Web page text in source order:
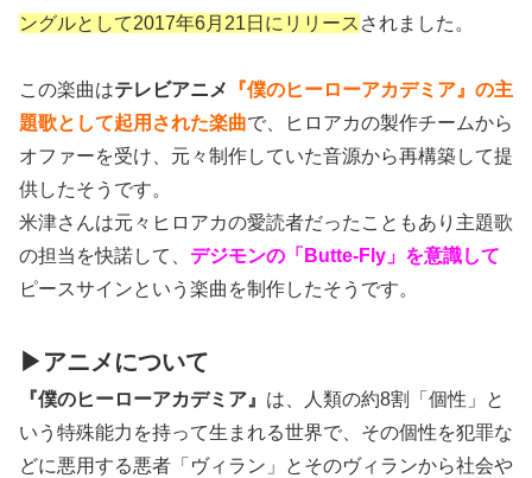
ングルとして2017年6月21日にリリース されました。
この楽曲はテレビアニメ
『僕のヒーローアカデミア』の主
題歌として起用された楽曲で、ヒロアカの製作チームから
オファーを受け、元々制作していた音源から再構築して提
供したそうです。
米津さんは元々ヒロアカの愛読者だったこともあり主題歌
の担当を快諾して、 デジモンの 「Butte-Fly」を意識して
ピースサインという楽曲を制作したそうです。
▶アニメについて
『僕のヒーローアカデミア』 は、人類の約8割「個性」と
いう特殊能力を持って生まれる世界で、その個性を犯罪な
どに悪用する悪者「ヴィラン」とそのヴィランから社会や